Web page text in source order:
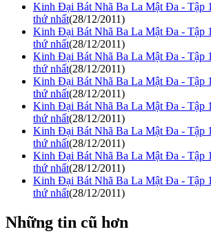
Kinh Đại Bát Nhã Ba La Mật Đa - Tập
thứ nhất(28/12/2011)
Kinh Đại Bát Nhã Ba La Mật Đa - Tập
thứ nhất(28/12/2011)
Kinh Đại Bát Nhã Ba La Mật Đa - Tập
thứ nhất(28/12/2011)
Kinh Đại Bát Nhã Ba La Mật Đa - Tập
thứ nhất(28/12/2011)
Kinh Đại Bát Nhã Ba La Mật Đa - Tập
thứ nhất(28/12/2011)
Kinh Đại Bát Nhã Ba La Mật Đa - Tập
thứ nhất(28/12/2011)
Kinh Đại Bát Nhã Ba La Mật Đa - Tập
thứ nhất(28/12/2011)
Kinh Đại Bát Nhã Ba La Mật Đa - Tập
thứ nhất(28/12/2011)
Những tin cũ hơn